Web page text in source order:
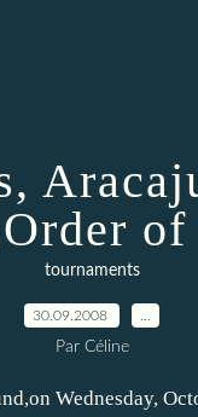
of
tournaments
30.09.2008
Par Céline
Wednesday,